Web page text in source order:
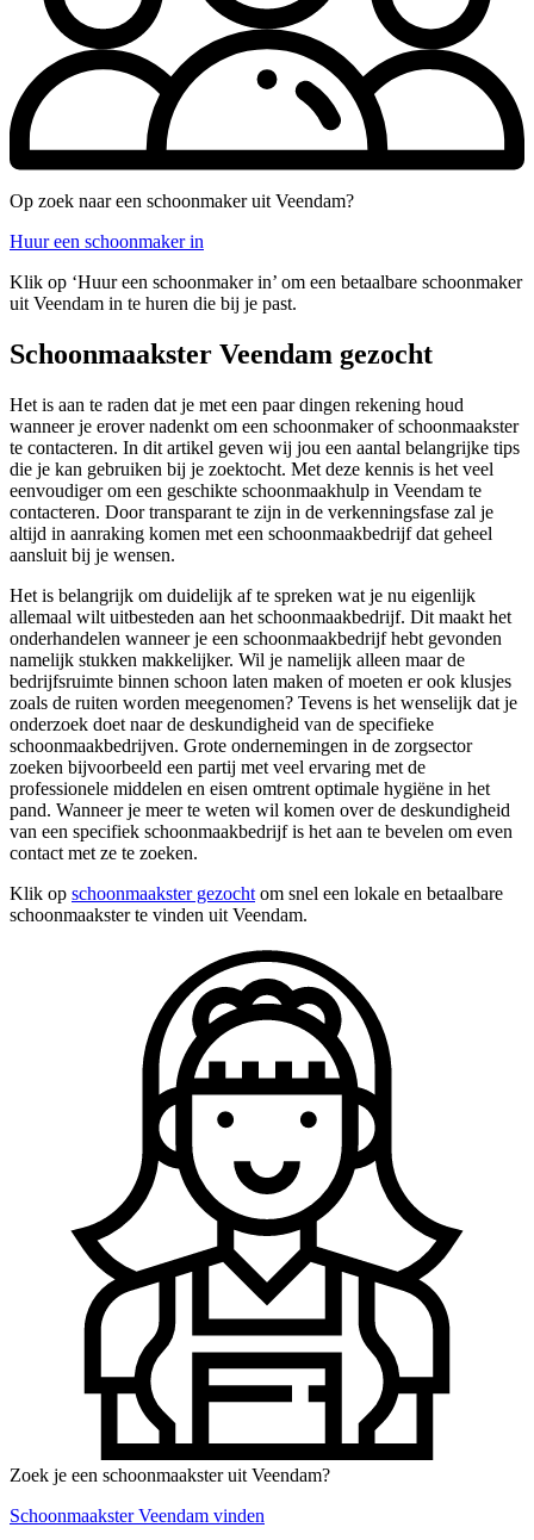
Op zoek naar een schoonmaker uit Veendam?
Huur een schoonmaker in
Klik op ‘Huur een schoonmaker in’ om een betaalbare schoonmaker
uit Veendam in te huren die bij je past.
Schoonmaakster Veendam gezocht
Het is aan te raden dat je met een paar dingen rekening houd
wanneer je erover nadenkt om een schoonmaker of schoonmaakster
te contacteren. In dit artikel geven wij jou een aantal belangrijke tips
die je kan gebruiken bij je zoektocht. Met deze kennis is het veel
eenvoudiger om een geschikte schoonmaakhulp in Veendam te
contacteren. Door transparant te zijn in de verkenningsfase zal je
altijd in aanraking komen met een schoonmaakbedrijf dat geheel
aansluit bij je wensen.
Het is belangrijk om duidelijk af te spreken wat je nu eigenlijk
allemaal wilt uitbesteden aan het schoonmaakbedrijf. Dit maakt het
onderhandelen wanneer je een schoonmaakbedrijf hebt gevonden
namelijk stukken makkelijker. Wil je namelijk alleen maar de
bedrijfsruimte binnen schoon laten maken of moeten er ook klusjes
zoals de ruiten worden meegenomen? Tevens is het wenselijk dat je
onderzoek doet naar de deskundigheid van de specifieke
schoonmaakbedrijven. Grote ondernemingen in de zorgsector
zoeken bijvoorbeeld een partij met veel ervaring met de
professionele middelen en eisen omtrent optimale hygiëne in het
pand. Wanneer je meer te weten wil komen over de deskundigheid
van een specifiek schoonmaakbedrijf is het aan te bevelen om even
contact met ze te zoeken.
Klik op schoonmaakster gezocht om snel een lokale en betaalbare
schoonmaakster te vinden uit Veendam.
Zoek je een schoonmaakster uit Veendam?
Schoonmaakster Veendam vinden